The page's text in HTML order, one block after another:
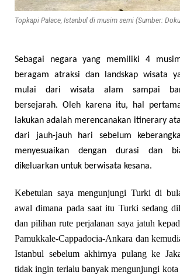
Topkapi Palace, Istanbul di musim semi (Sumber:
Sebagai negara yang memiliki 4
beragam atraksi dan landskap wisata
mulai dari wisata alam sampai
bersejarah. Oleh karena itu, hal
lakukan adalah merencanakan itinerary
dari jauh-jauh hari sebelum
menyesuaikan dengan durasi dan
dikeluarkan untuk berwisata kesana.
Kebetulan saya mengunjungi Turki di
awal dimana pada saat itu Turki sedang
dan pilihan rute perjalanan saya jatuh
Pamukkale-Cappadocia-Ankara dan
Istanbul sebelum akhirnya pulang ke
tidak ingin terlalu banyak mengunjungi